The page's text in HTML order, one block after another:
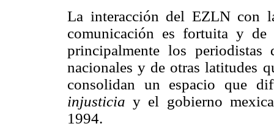
La interacción del EZLN con
comunicación es fortuita y de
principalmente los
nacionales y de otras latitudes
consolidan un espacio que
injusticia y el gobierno
1994.